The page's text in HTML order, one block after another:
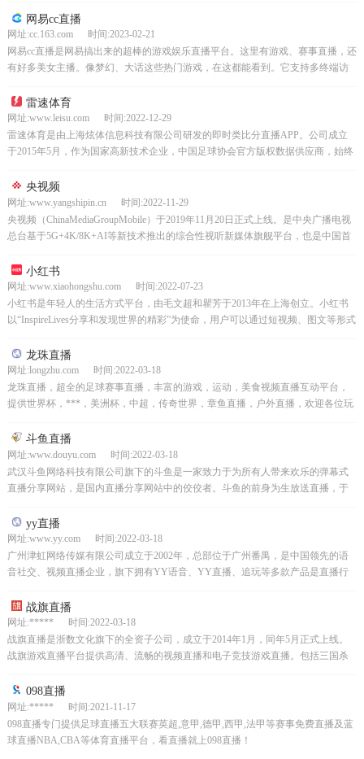
网易cc直播
网址:cc.163.com 时间:2023-02-21
网易cc直播是网易搞出来的超棒的游戏娱乐直播平台。这里有游戏、赛事直播，还
有好多美女主播。像梦幻、大话这些热门游戏，在这都能看到。它支持多终端访
雷速体育
网址:www.leisu.com 时间:2022-12-29
雷速体育是由上海炫体信息科技有限公司研发的即时类比分直播APP。公司成立
于2015年5月，作为国家高新技术企业，中国足球协会官方版权数据供应商，始终
央视频
网址:www.yangshipin.cn 时间:2022-11-29
央视频（ChinaMediaGroupMobile）于2019年11月20日正式上线。是中央广播电视
总台基于5G+4K/8K+AI等新技术推出的综合性视听新媒体旗舰平台，也是中国首
小红书
网址:www.xiaohongshu.com 时间:2022-07-23
小红书是年轻人的生活方式平台，由毛文超和瞿芳于2013年在上海创立。小红书
以“InspireLives分享和发现世界的精彩”为使命，用户可以通过短视频、图文等形式
龙珠直播
网址:longzhu.com 时间:2022-03-18
龙珠直播，超全的足球赛事直播，丰富的游戏，运动，美食视频直播互动平台，
提供世界杯，***，美洲杯，中超，传奇世界，章鱼直播，户外直播，欢迎各位玩
斗鱼直播
网址:www.douyu.com 时间:2022-03-18
武汉斗鱼网络科技有限公司旗下的斗鱼是一家致力于为所有人带来欢乐的弹幕式
直播分享网站，是国内直播分享网站中的佼佼者。斗鱼的前身为生放送直播，于
yy直播
网址:www.yy.com 时间:2022-03-18
广州津虹网络传媒有限公司成立于2002年，总部位于广州番禺，是中国领先的语
音社交、视频直播企业，旗下拥有YY语音、YY直播、追玩等多款产品是直播行
战旗直播
网址:***** 时间:2022-03-18
战旗直播是浙数文化旗下的全资子公司，成立于2014年1月，同年5月正式上线。
战旗游戏直播平台提供高清、流畅的视频直播和电子竞技游戏直播。包括三国杀
098直播
网址:***** 时间:2021-11-17
098直播专门提供足球直播五大联赛英超,意甲,德甲,西甲,法甲等赛事免费直播及蓝
球直播NBA,CBA等体育直播平台，看直播就上098直播！